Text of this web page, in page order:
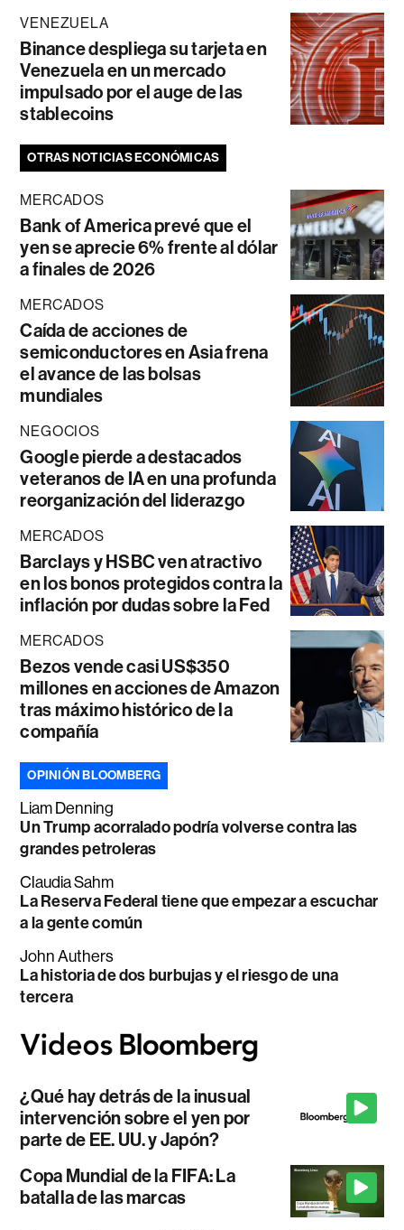
VENEZUELA
Binance despliega su tarjeta en
Venezuela en un mercado
impulsado por el auge de las
stablecoins
OTRAS NOTICIAS ECONÓMICAS
MERCADOS
Bank of America prevé que el
yen se aprecie 6% frente al dólar
a finales de 2026
MERCADOS
Caída de acciones de
semiconductores en Asia frena
el avance de las bolsas
mundiales
NEGOCIOS
Google pierde a destacados
veteranos de IA en una profunda
reorganización del liderazgo
MERCADOS
Barclays y HSBC ven atractivo
en los bonos protegidos contra la
inflación por dudas sobre la Fed
MERCADOS
Bezos vende casi US$350
millones en acciones de Amazon
tras máximo histórico de la
compañía
OPINIÓN BLOOMBERG
Liam Denning
Un Trump acorralado podría volverse contra las
grandes petroleras
Claudia Sahm
La Reserva Federal tiene que empezar a escuchar
a la gente común
John Authers
La historia de dos burbujas y el riesgo de una
tercera
¿Qué hay detrás de la inusual
intervención sobre el yen por
parte de EE. UU. y Japón?
Copa Mundial de la FIFA: La
batalla de las marcas